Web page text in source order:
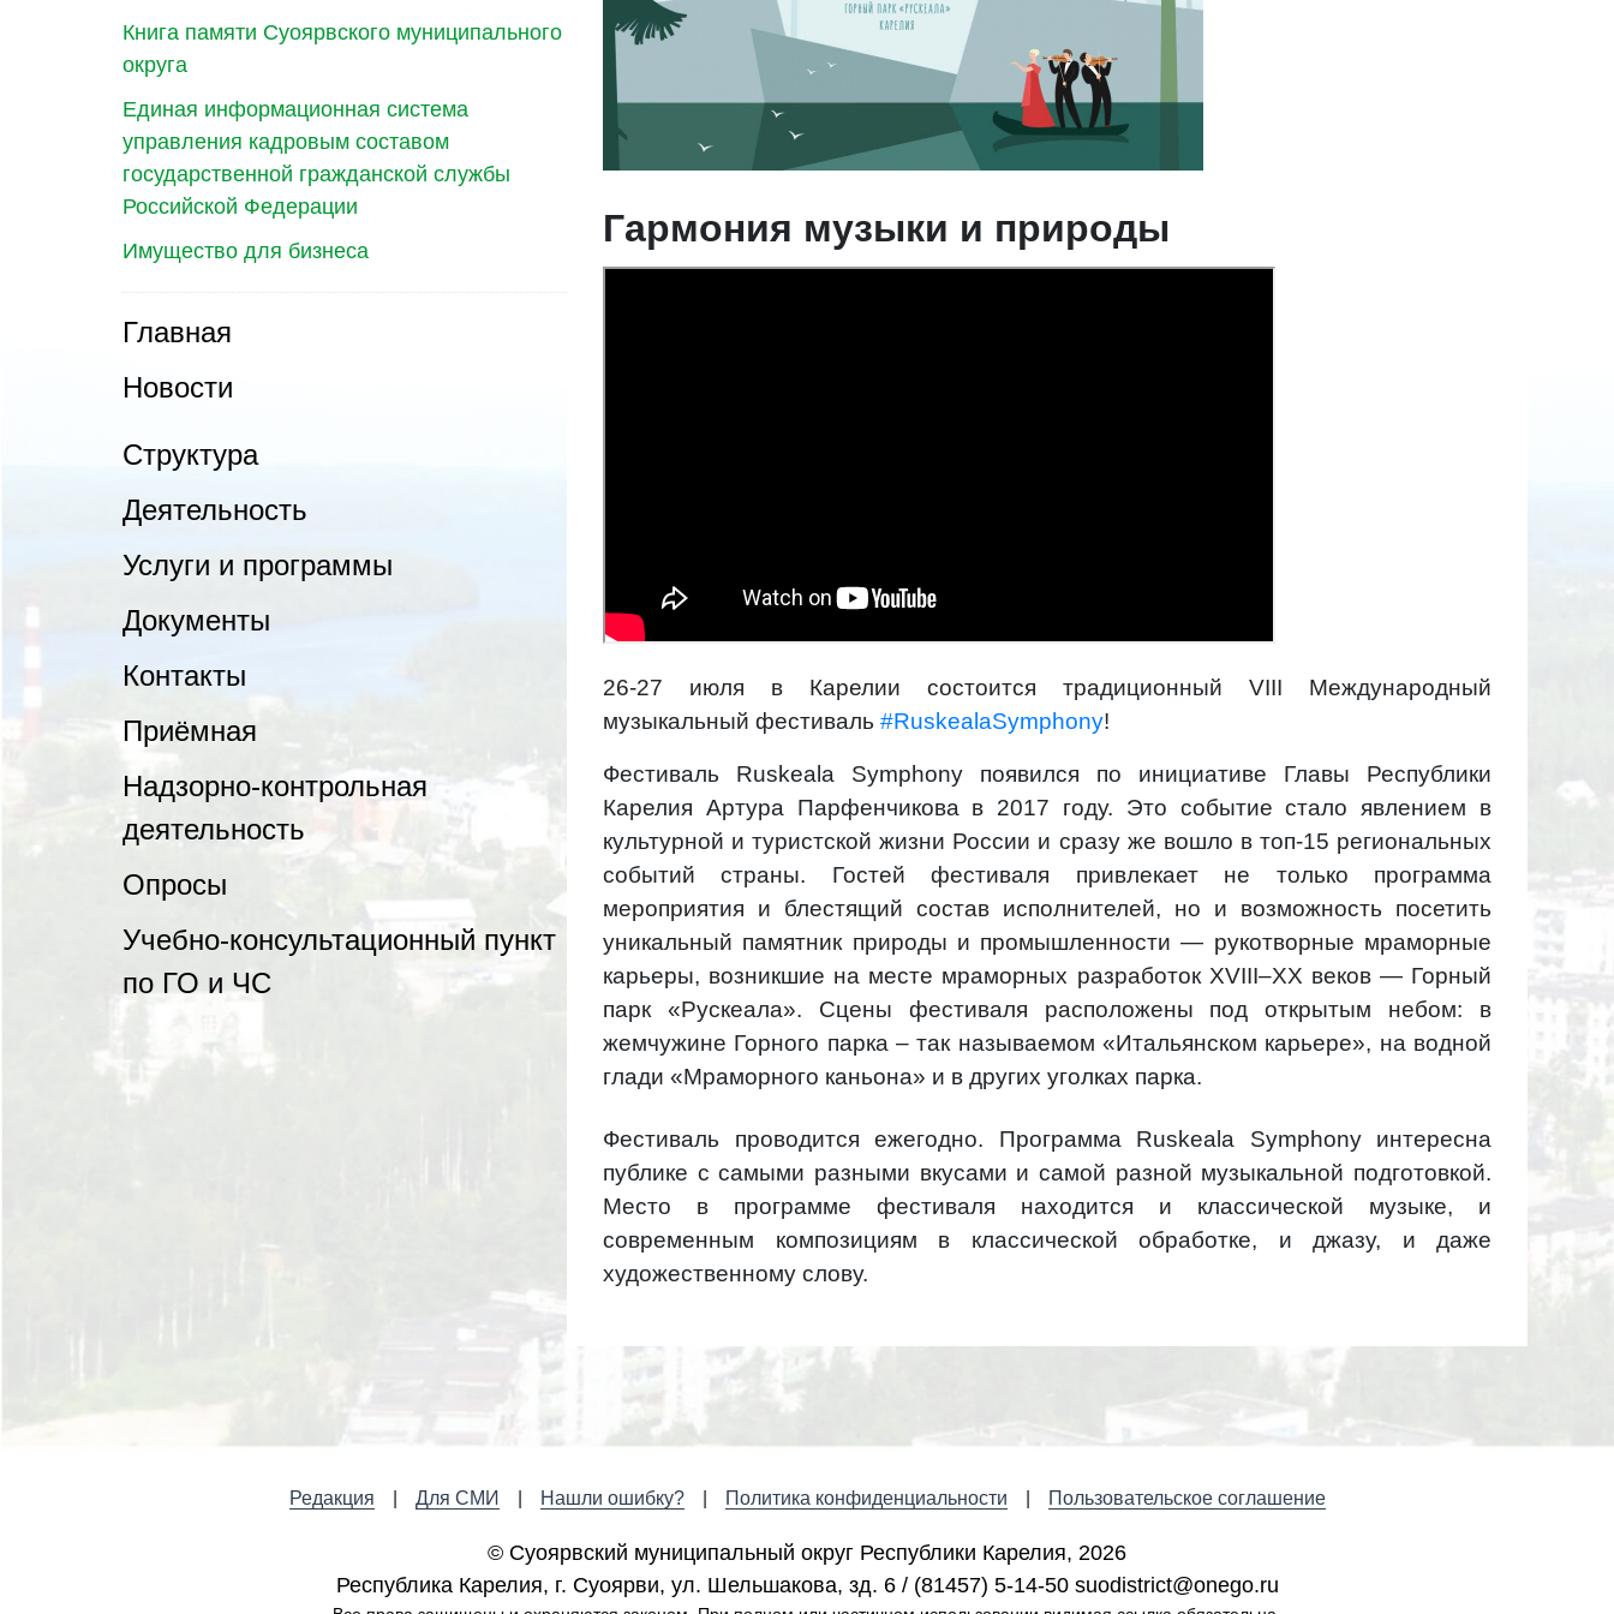
Книга памяти Суоярвского муниципального
округа
Единая информационная система
управления кадровым составом
государственной гражданской службы
Российской Федерации
Имущество для бизнеса
Главная
Новости
Структура
Деятельность
Услуги и программы
Документы
Контакты
Приёмная
Надзорно-контрольная
деятельность
Опросы
Учебно-консультационный пункт
по ГО и ЧС
Гармония музыки и природы
26-27 июля в Карелии состоится традиционный VIII Международный
музыкальный фестиваль #RuskealaSymphony!
Фестиваль Ruskeala Symphony появился по инициативе Главы Республики
Карелия Артура Парфенчикова в 2017 году. Это событие стало явлением в
культурной и туристской жизни России и сразу же вошло в топ-15 региональных
событий страны. Гостей фестиваля привлекает не только программа
мероприятия и блестящий состав исполнителей, но и возможность посетить
уникальный памятник природы и промышленности — рукотворные мраморные
карьеры, возникшие на месте мраморных разработок XVIII–XX веков — Горный
парк «Рускеала». Сцены фестиваля расположены под открытым небом: в
жемчужине Горного парка – так называемом «Итальянском карьере», на водной
глади «Мраморного каньона» и в других уголках парка.
Фестиваль проводится ежегодно. Программа Ruskeala Symphony интересна
публике с самыми разными вкусами и самой разной музыкальной подготовкой.
Место в программе фестиваля находится и классической музыке, и
современным композициям в классической обработке, и джазу, и даже
художественному слову.
Редакция Для СМИ Нашли ошибку? Политика конфиденциальности Пользовательское соглашение
© Суоярвский муниципальный округ Республики Карелия, 2026
Республика Карелия, г. Cуоярви, ул. Шельшакова, зд. 6 / (81457) 5-14-50 suodistrict@onego.ru